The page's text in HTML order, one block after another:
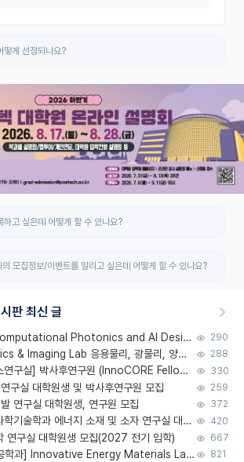
떻게 선정되나요?
하고 싶은데 어떻게 할 수 있나요?
모집정보/이벤트를 알리고 싶은데 어떻게 할 수 있나요?
판 최신 글
[한양대학교(서울)] Computational Photonics and AI Design Lab 대학원생 모집 290
DGIST Cell Dynamics & Imaging Lab 응용물리, 광물리, 양자, 생물물리 대학원생 모집 [삼성과제, 전문연TO] 288
[UNIST 지능로보틱스연구실] 박사후연구원 (InnoCORE Fellow) 모집 공고 330
구실 대학원생 및 박사후연구원 모집 259
연구실 대학원생, 연구원 모집 372
[성균관대학교] 나노과학기술학과 에너지 소재 및 소자 연구실 대학원생 모집 420
연구실 대학원생 모집(2027 전기 입학) 667
[POSTECH 배터리공학과] Innovative Energy Materials Lab 대학원생 모집 (특성화대학원) 821